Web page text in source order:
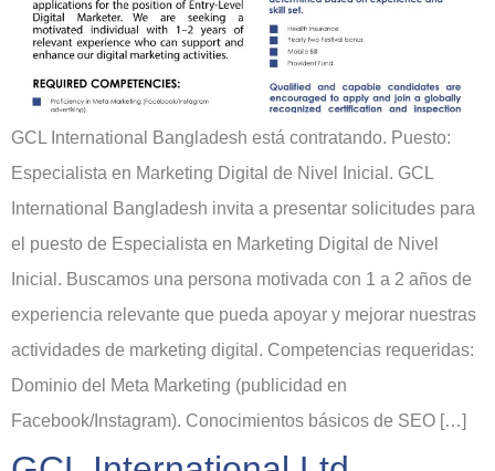
GCL International Bangladesh está contratando. Puesto:
Especialista en Marketing Digital de Nivel Inicial. GCL
International Bangladesh invita a presentar solicitudes para
el puesto de Especialista en Marketing Digital de Nivel
Inicial. Buscamos una persona motivada con 1 a 2 años de
experiencia relevante que pueda apoyar y mejorar nuestras
actividades de marketing digital. Competencias requeridas:
Dominio del Meta Marketing (publicidad en
Facebook/Instagram). Conocimientos básicos de SEO […]